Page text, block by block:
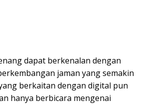
dapat berkenalan dengan
jaman yang semakin
berkaitan dengan digital pun
hanya berbicara mengenai